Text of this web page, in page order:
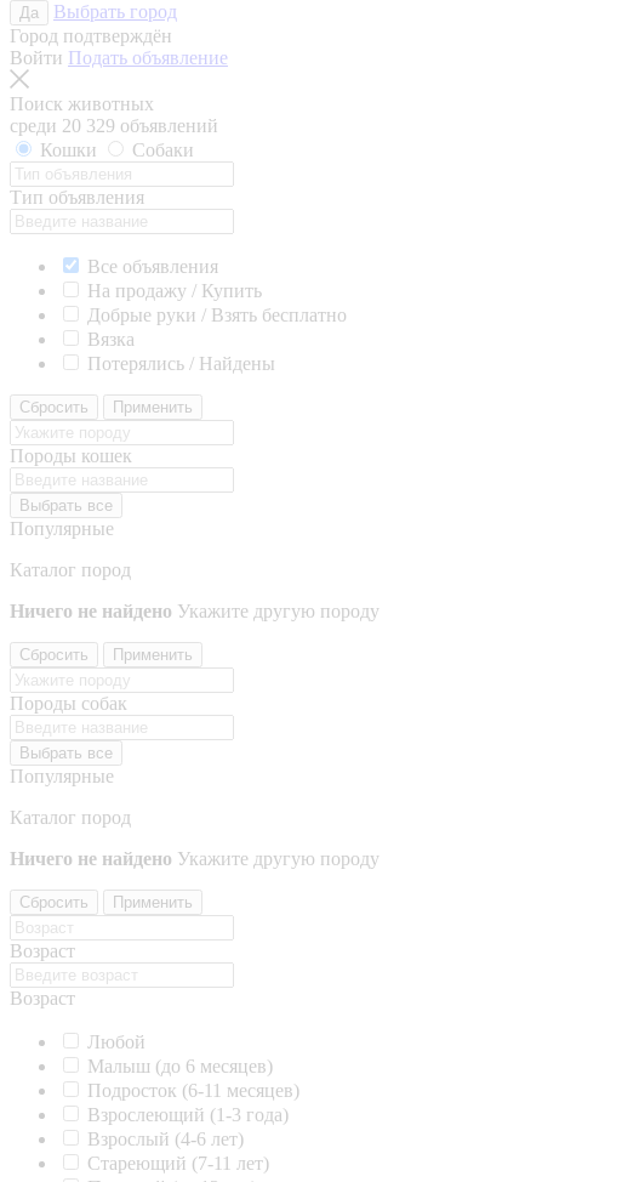
Да
Выбрать город
Город подтверждён
Войти Подать объявление
Поиск животных
среди 20 329 объявлений
Кошки
Собаки
Тип объявления
Все объявления
На продажу / Купить
Добрые руки / Взять бесплатно
Вязка
Потерялись / Найдены
Сбросить Применить
Породы кошек
Выбрать все
Популярные
Каталог пород
Ничего не найдено Укажите другую породу
Сбросить Применить
Породы собак
Выбрать все
Популярные
Каталог пород
Ничего не найдено Укажите другую породу
Сбросить Применить
Возраст
Возраст
Любой
Малыш (до 6 месяцев)
Подросток (6-11 месяцев)
Взрослеющий (1-3 года)
Взрослый (4-6 лет)
Стареющий (7-11 лет)